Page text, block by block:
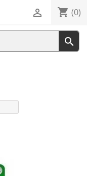
shopping_cart (0)

